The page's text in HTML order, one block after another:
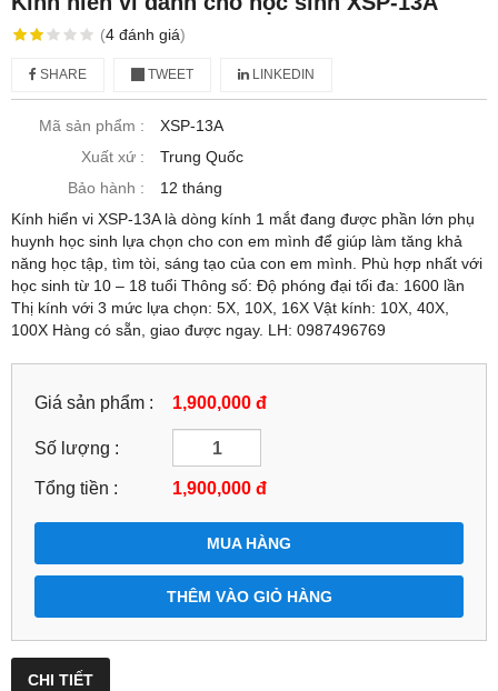
(4 đánh giá)
SHARE TWEET LINKEDIN
Mã sản phẩm :
XSP-13A
Xuất xứ :
Trung Quốc
Bảo hành :
12 tháng
Kính hiển vi XSP-13A là dòng kính 1 mắt đang được phần lớn phụ
huynh học sinh lựa chọn cho con em mình để giúp làm tăng khả
năng học tập, tìm tòi, sáng tạo của con em mình. Phù hợp nhất với
học sinh từ 10 – 18 tuổi Thông số: Độ phóng đại tối đa: 1600 lần
Thị kính với 3 mức lựa chọn: 5X, 10X, 16X Vật kính: 10X, 40X,
100X Hàng có sẵn, giao được ngay. LH: 0987496769
Giá sản phẩm : 1,900,000 đ
Số lượng :
Tổng tiền : 1,900,000 đ
MUA HÀNG
THÊM VÀO GIỎ HÀNG
CHI TIẾT